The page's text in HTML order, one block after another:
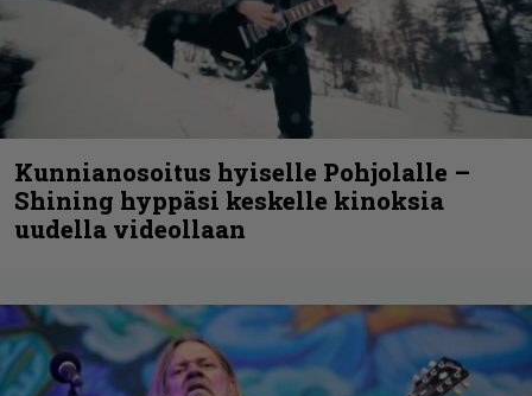
Kunnianosoitus hyiselle Pohjolalle –
Shining hyppäsi keskelle kinoksia
uudella videollaan